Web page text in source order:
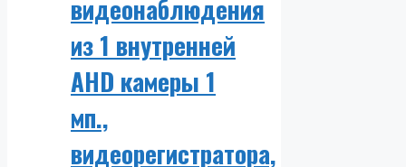
видеонаблюдения
из 1 внутренней
AHD камеры 1
мп.,
видеорегистратора,